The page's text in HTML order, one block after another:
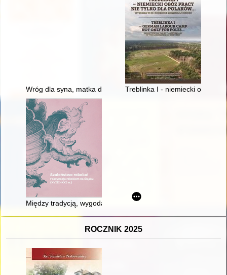
Wróg dla syna, matka dla wnuka : caryca Katarzyna II i jej
Treblinka I - niemiecki obóz
Między tradycją, wygodą a modą : rokoko w meblarstwie
ROCZNIK 2025